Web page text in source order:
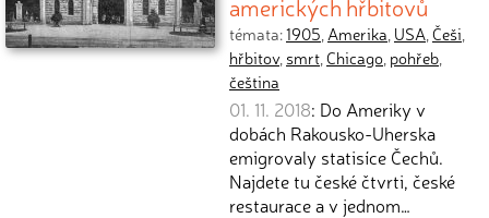
amerických hřbitovů
témata:1905,Amerika, USA,Češi,
hřbitov, smrt,Chicago, pohřeb,
čeština
01. 11. 2018: Do Ameriky v
dobách Rakousko-Uherska
emigrovaly statisíce Čechů.
Najdete tu české čtvrti, české
restaurace a v jednom…